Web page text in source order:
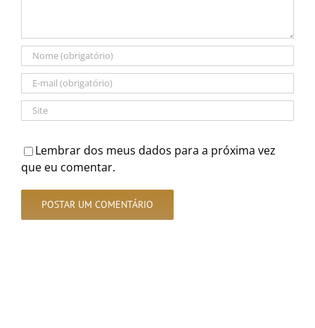
Lembrar dos meus dados para a próxima vez
que eu comentar.